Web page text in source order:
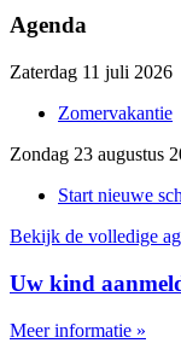
Agenda
Zaterdag 11 juli 2026
Zomervakantie
Zondag 23 augustus
Start nieuwe
Bekijk de volledige
Uw kind
Meer informatie »